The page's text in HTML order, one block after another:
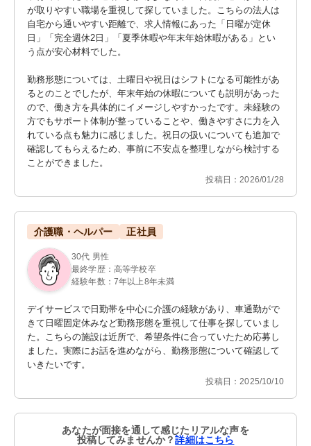
が取りやすい職場を重視して探していました。こちらの法人は
自宅から通いやすい距離で、求人情報にあった「日曜が定休
日」「完全週休2日」「夏季休暇や年末年始休暇がある」とい
う点が安心材料でした。
勤務形態については、土曜日や祝日はシフトになる可能性があ
るとのことでしたが、年末年始の休暇についても説明があった
ので、働き方を具体的にイメージしやすかったです。未経験の
方でもサポート体制が整っていることや、働きやすさに力を入
れている点も魅力に感じました。祝日の扱いについても追加で
確認してもらえるため、事前に不安点を整理しながら検討する
ことができました。
投稿日：2026/01/28
介護職・ヘルパー 正社員
30代 男性
最終学歴：高等学校卒
経験年数：7年以上8年未満
デイサービスで日勤帯を中心に介護の経験があり、車通勤がで
きて日曜固定休みなど勤務形態を重視して仕事を探していまし
た。こちらの施設は近所で、希望条件に合っていたため応募し
ました。実際にお話を進めながら、勤務形態について確認して
いきたいです。
投稿日：2025/10/10
あなたが面接を通して感じたリアルな声を
投稿してみませんか？詳細はこちら